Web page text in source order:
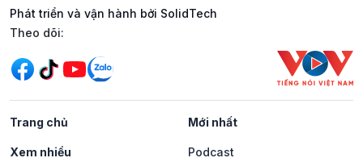
Phát triển và vận hành bởi SolidTech
Mạng xã hội
Theo dõi:
Trang chủ Mới nhất
Xem nhiều Podcast